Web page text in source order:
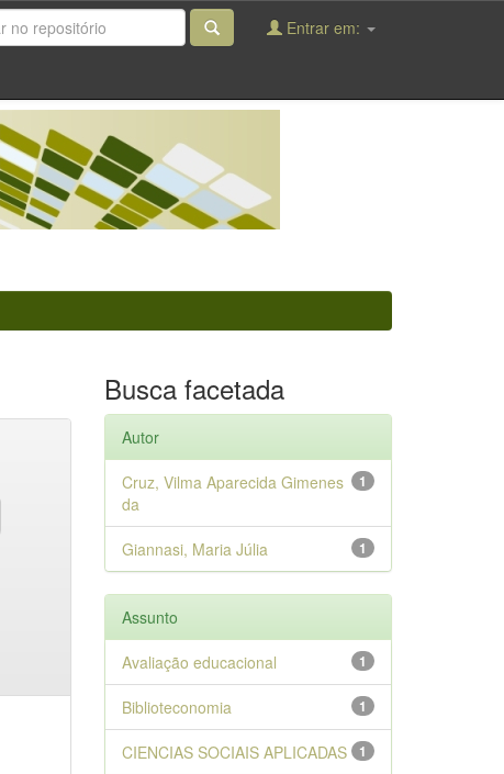
Entrar em:
Busca facetada
Autor
1
Cruz, Vilma Aparecida Gimenes
da
1
Giannasi, Maria Júlia
Assunto
1
Avaliação educacional
1
Biblioteconomia
1
CIENCIAS SOCIAIS APLICADAS